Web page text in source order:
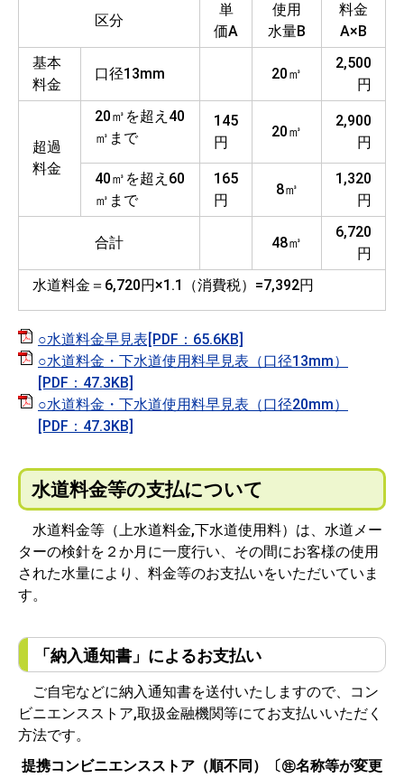
区分
単
価A
使用
水量B
料金
A×B
基本
料金
口径13mm 20㎥
2,500
円
超過
料金
20㎥を超え40
㎥まで
145
円
20㎥
2,900
円
40㎥を超え60
㎥まで
165
円
8㎥
1,320
円
合計 48㎥
6,720
円
水道料金＝6,720円×1.1（消費税）=7,392円
○水道料金早見表[PDF：65.6KB]
○水道料金・下水道使用料早見表（口径13mm）
[PDF：47.3KB]
○水道料金・下水道使用料早見表（口径20mm）
[PDF：47.3KB]
水道料金等の支払について
水道料金等（上水道料金,下水道使用料）は、水道メー
ターの検針を２か月に一度行い、その間にお客様の使用
された水量により、料金等のお支払いをいただいていま
す。
「納入通知書」によるお支払い
ご自宅などに納入通知書を送付いたしますので、コン
ビニエンスストア,取扱金融機関等にてお支払いいただく
方法です。
提携コンビニエンスストア（順不同）〔㊟名称等が変更